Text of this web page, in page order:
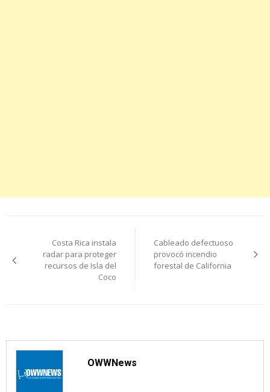
de
entradas
Costa Rica instala
radar para proteger
recursos de Isla del
Coco
Cableado defectuoso
provocó incendio
forestal de California
OWWNews